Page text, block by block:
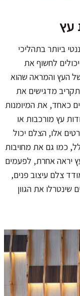
עץ
ביותר בתהליכי
לחשוף את
העץ והמראה שהוא
תקריב מדגישים את
כאחד, את המיומנות
עץ מורכבות או
אלו, הצלם יכול
כמו גם את מחויבות
יראה אחרת, לפעמים
צלם עיצוב פנים,
שינטרלו את הגוון